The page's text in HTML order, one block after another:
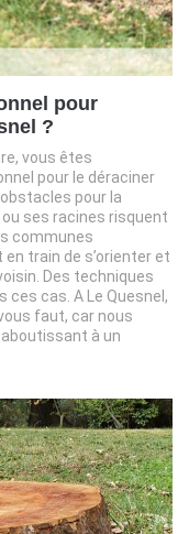
pour
?
vous êtes
pour le déraciner
pour la
ses racines risquent
communes
train de s’orienter et
Des techniques
cas. A Le Quesnel,
faut, car nous
à un